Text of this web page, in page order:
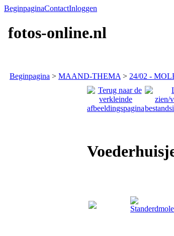
BeginpaginaContactInloggen
fotos-online.nl
Beginpagina > MAAND-THEMA > 24/02 -